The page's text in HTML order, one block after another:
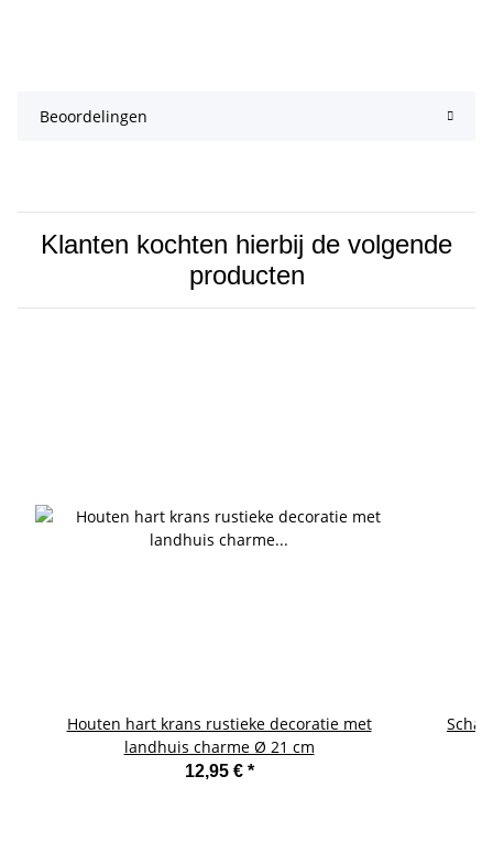
Beoordelingen
Klanten kochten hierbij de volgende
producten
Houten hart krans rustieke decoratie met
landhuis charme Ø 21 cm
12,95 € *